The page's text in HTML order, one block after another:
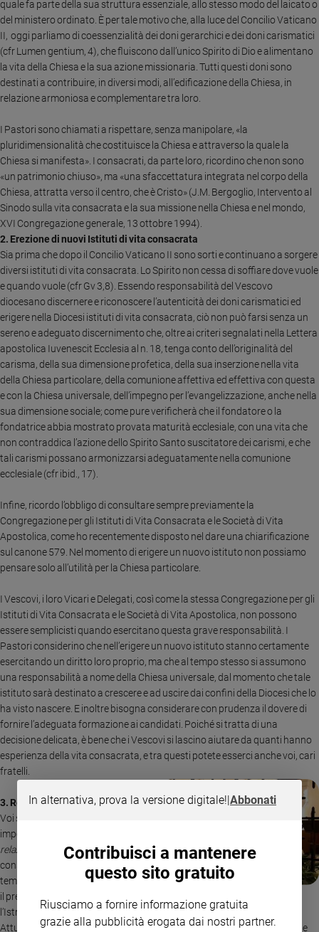
siamo
Contatti
Registrati
Redazione
Social
quale fa parte della sua struttura essenziale, allo stesso modo del laicato o
del ministero ordinato. È per tale motivo che, alla luce del Concilio Vaticano
II, oggi parliamo di coessenzialità dei doni gerarchici e dei doni carismatici
(cfr Lumen gentium, 4), che fluiscono dall’unico Spirito di Dio e alimentano
la vita della Chiesa e la sua azione missionaria. Tutti questi doni sono
destinati a contribuire, in diversi modi, all’edificazione della Chiesa, in
relazione armoniosa e complementare tra loro.
I Pastori sono chiamati a rispettare, senza manipolare, «la
pluridimensionalità che costituisce la Chiesa e attraverso la quale la
Chiesa si manifesta». I consacrati, da parte loro, ricordino che non sono
«un patrimonio chiuso», ma «una sfaccettatura integrata nel corpo della
Chiesa, attratta verso il centro, che è Cristo» (J.M. Bergoglio, Intervento al
Sinodo sulla vita consacrata e la sua missione nella Chiesa e nel mondo,
XVI Congregazione generale, 13 ottobre 1994).
2. Erezione di nuovi Istituti di vita consacrata
Sia prima che dopo il Concilio Vaticano II sono sorti e continuano a sorgere
diversi istituti di vita consacrata. Lo Spirito non cessa di soffiare dove vuole
e quando vuole (cfr Gv 3,8). Essendo responsabilità del Vescovo
diocesano discernere e riconoscere l’autenticità dei doni carismatici ed
erigere nella Diocesi istituti di vita consacrata, ciò non può farsi senza un
sereno e adeguato discernimento che, oltre ai criteri segnalati nella Lettera
apostolica Iuvenescit Ecclesia al n. 18, tenga conto dell’originalità del
carisma, della sua dimensione profetica, della sua inserzione nella vita
della Chiesa particolare, della comunione affettiva ed effettiva con questa
e con la Chiesa universale, dell’impegno per l’evangelizzazione, anche nella
sua dimensione sociale;come pure verificherà che il fondatore o la
fondatrice abbia mostrato provata maturità ecclesiale, con una vita che
non contraddica l’azione dello Spirito Santo suscitatore dei carismi, e che
tali carismi possano armonizzarsi adeguatamente nella comunione
ecclesiale (cfr ibid., 17).
Infine, ricordo l’obbligo di consultare sempre previamente la
Congregazione per gli Istituti di Vita Consacrata e le Società di Vita
Apostolica, come ho recentemente disposto nel dare una chiarificazione
sul canone 579. Nel momento di erigere un nuovo istituto non possiamo
pensare solo all’utilità per la Chiesa particolare.
I Vescovi, i loro Vicari e Delegati, così come la stessa Congregazione per gli
Istituti di Vita Consacrata e le Società di Vita Apostolica, non possono
essere semplicisti quando esercitano questa grave responsabilità. I
Pastori considerino che nell’erigere un nuovo istituto stanno certamente
esercitando un diritto loro proprio, ma che al tempo stesso si assumono
una responsabilità a nome della Chiesa universale, dal momento che tale
istituto sarà destinato a crescere e ad uscire dai confini della Diocesi che lo
ha visto nascere. E inoltre bisogna considerare con prudenza il dovere di
fornire l’adeguata formazione ai candidati. Poiché si tratta di una
decisione delicata, è bene che i Vescovi si lascino aiutare da quanti hanno
esperienza della vita consacrata, e tra questi potete esserci anche voi, cari
fratelli.
3. Relazioni mutue
Voi svolgete un ruolo
importante nelle
relazioni
tra i Pastori e i
consacrati. So che questo
tema sarà studiato durante
il presente Convegno; ma nel Sinodo del ’94 è stato chiesto di rivedere
l’Istruzione Mutuae relationes: siamo un pochettino in ritardo!
Attualmente esso è oggetto di una specifico studio della Congregazione
In alternativa, prova la versione digitale!|Abbonati
Contribuisci a mantenere
questo sito gratuito
Riusciamo a fornire informazione gratuita
grazie alla pubblicità erogata dai nostri partner.